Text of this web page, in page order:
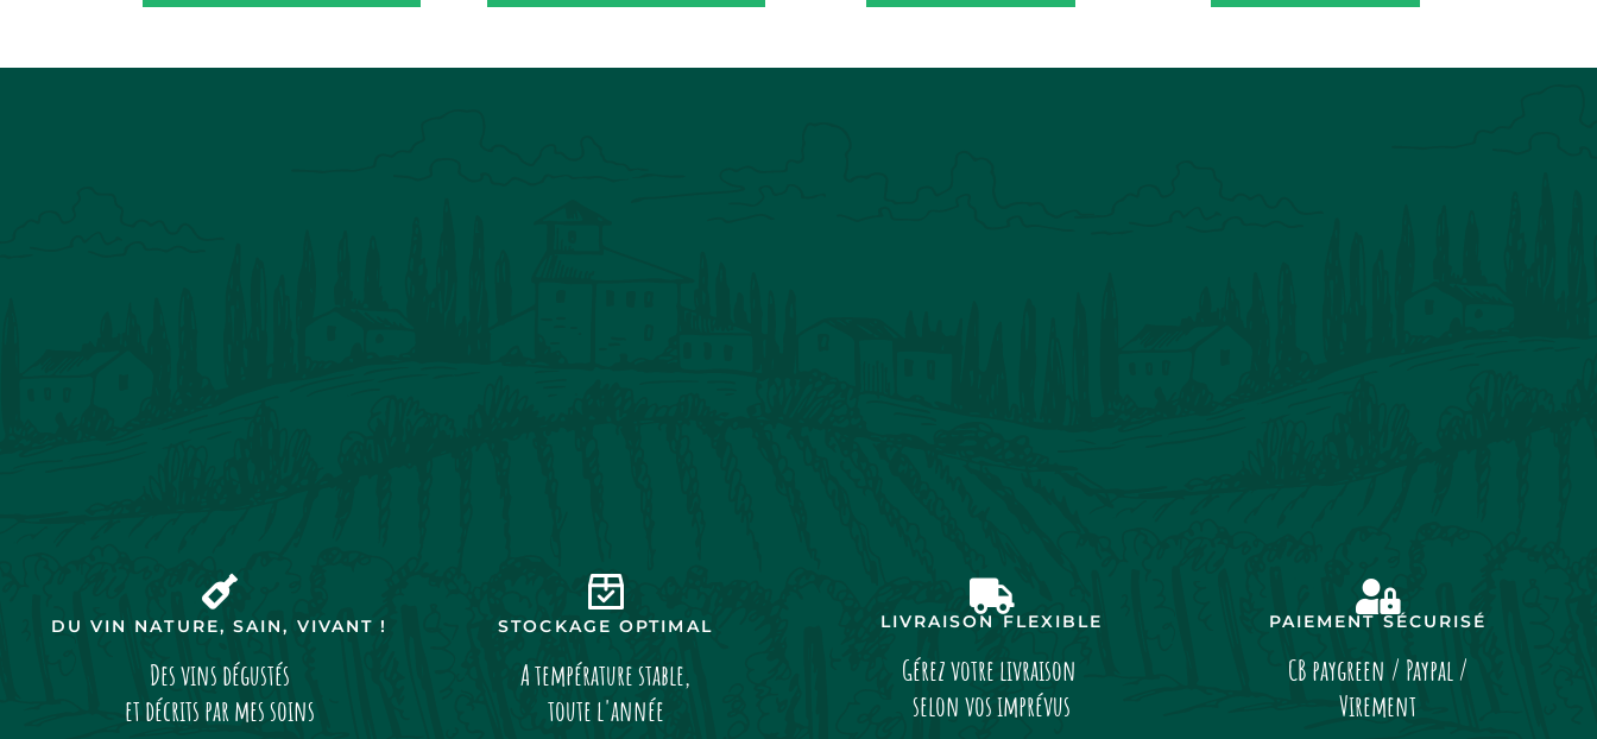
DU VIN NATURE, SAIN, VIVANT !
Des vins dégustés
et décrits par mes soins
STOCKAGE OPTIMAL
A température stable,
toute l'année
LIVRAISON FLEXIBLE
Gérez votre livraison
selon vos imprévus
PAIEMENT SÉCURISÉ
CB paygreen / Paypal /
Virement